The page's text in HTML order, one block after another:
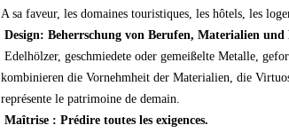
A sa faveur, les domaines touristiques, les hôtels, les
Design: Beherrschung von Berufen, Materialien
Edelhölzer, geschmiedete oder gemeißelte Metalle,
kombinieren die Vornehmheit der Materialien, die
représente le patrimoine de demain.
Maîtrise : Prédire toutes les exigences.